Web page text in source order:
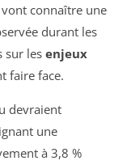
connaître une
durant les
sur les enjeux
faire face.
devraient
une
à 3,8 %